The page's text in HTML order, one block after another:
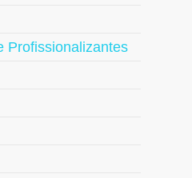
Profissionalizantes